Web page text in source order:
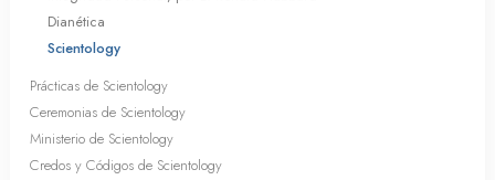
Dianética
Scientology
Prácticas de Scientology
Ceremonias de Scientology
Ministerio de Scientology
Credos y Códigos de Scientology